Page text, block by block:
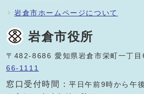
岩倉市ホームページについて
岩倉市役所
〒482-8686 愛知県岩倉市栄町一丁
66-1111
窓口受付時間：平日午前9時から午